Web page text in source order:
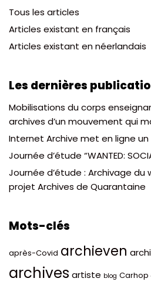
Tous les articles
Articles existant en français
Articles existant en néerlandais
Les dernières
Mobilisations du corps
archives d’un mouvement qui
Internet Archive met en ligne
Journée d’étude “WANTED:
Journée d’étude : Archivage du
projet Archives de Quarantaine
Mots-clés
après-Covid archieven
archives artiste blog Carhop